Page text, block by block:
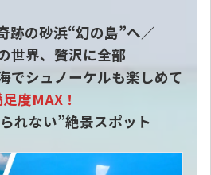
跡の砂浜“幻の島”へ／
世界、贅沢に全部
でシュノーケルも楽しめて
度MAX！
れない”絶景スポット